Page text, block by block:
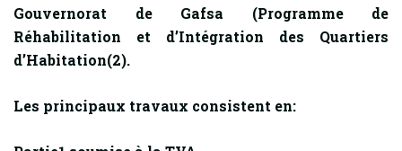
Gouvernorat de Gafsa (Programme de
Réhabilitation et d’Intégration des Quartiers
d’Habitation(2).
Les principaux travaux consistent en: